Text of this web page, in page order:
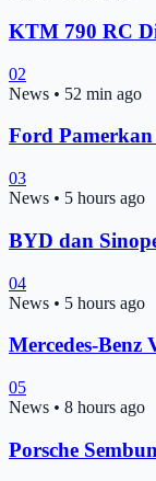
KTM 790 RC
02
News • 52 min ago
Ford
03
News • 5 hours ago
BYD dan
04
News • 5 hours ago
Mercedes-
05
News • 8 hours ago
Porsche